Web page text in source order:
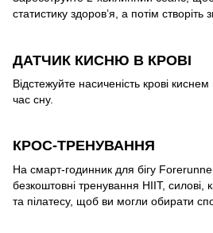
статистику здоров’я, а потім
ДАТЧИК КИСНЮ В КРОВІ
Відстежуйте насиченість крові
час сну.
КРОС-ТРЕНУВАННЯ
На смарт-годинник для бігу
безкоштовні тренування HIIT, силові,
та пілатесу, щоб ви могли обирати